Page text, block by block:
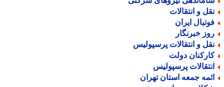
و انتقالات
ایران
خبرنگار
و انتقالات پرسپولیس
دولت
پرسپولیس
جمعه استان تهران